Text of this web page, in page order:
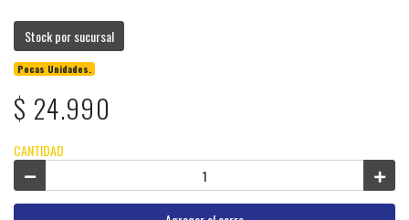
Stock por sucursal
Pocas Unidades.
$ 24.990
CANTIDAD